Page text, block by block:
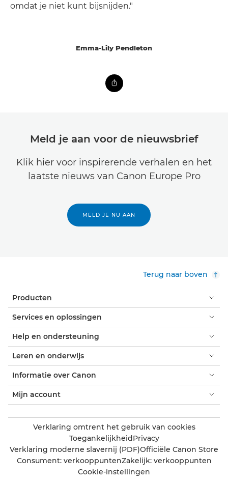
omdat je niet kunt bijsnijden."
Emma-Lily Pendleton
Meld je aan voor de nieuwsbrief
Klik hier voor inspirerende verhalen en het
laatste nieuws van Canon Europe Pro
MELD JE NU AAN
Terug naar boven
Producten
Services en oplossingen
Help en ondersteuning
Leren en onderwijs
Informatie over Canon
Mijn account
Verklaring omtrent het gebruik van cookies
ToegankelijkheidPrivacy
Verklaring moderne slavernij (PDF)Officiële Canon Store
Consument: verkooppuntenZakelijk: verkooppunten
Cookie-instellingen